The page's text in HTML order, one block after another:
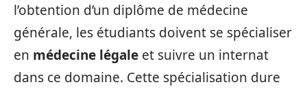
l’obtention d’un diplôme de médecine
générale, les étudiants doivent se spécialiser
en médecine légale et suivre un internat
dans ce domaine. Cette spécialisation dure